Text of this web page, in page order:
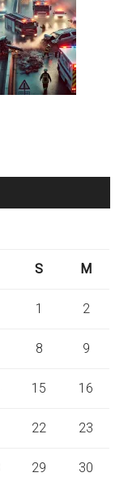
S M
1 2
8 9
15 16
22 23
29 30